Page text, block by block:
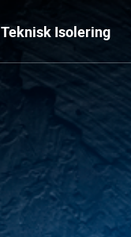
Teknisk Isolering